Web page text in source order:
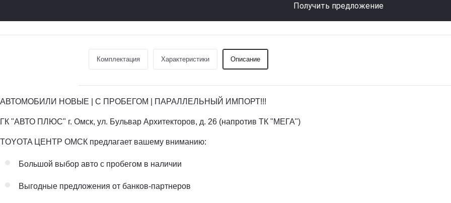
Получить предложение
Комплектация Характеристики Описание
АВТОМОБИЛИ НОВЫЕ | С ПРОБЕГОМ | ПАРАЛЛЕЛЬНЫЙ ИМПОРТ!!!
ГК "АВТО ПЛЮС" г. Омск, ул. Бульвар Архитекторов, д. 26 (напротив ТК "МЕГА")
TOYOTA ЦЕНТР ОМСК предлагает вашему вниманию:
Большой выбор авто с пробегом в наличии
Выгодные предложения от банков-партнеров